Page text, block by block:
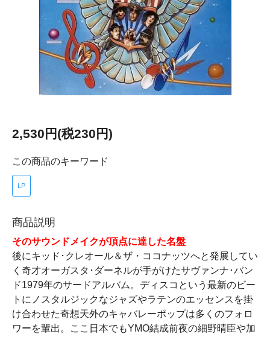
2,530円(税230円)
この商品のキーワード
LP
商品説明
そのサウンドメイクが頂点に達した名盤
後にキッド･クレオール＆ザ・ココナッツへと発展してい
く奇才オーガスタ･ダーネルが手がけたサヴァンナ･バン
ド1979年のサードアルバム。ディスコという最新のビー
トにノスタルジックなジャズやラテンのエッセンスを掛
け合わせた奇想天外のキャバレーポップは多くのフォロ
ワーを輩出。ここ日本でもYMO結成前夜の細野晴臣や加